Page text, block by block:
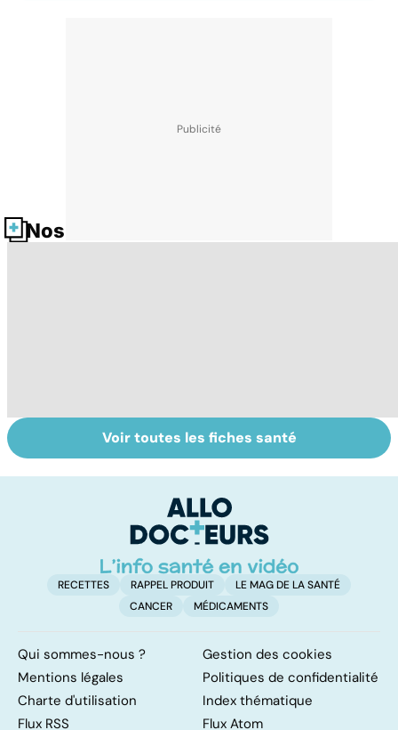
Nos fiches santé
Tout savoir sur
les infections
Covid-19 : tout
savoir sur la
Voir toutes les fiches santé
RECETTES RAPPEL PRODUIT
LE MAG DE LA SANTÉ
CANCER
MÉDICAMENTS
Qui sommes-nous ?
Gestion des cookies
Mentions légales
Politiques de confidentialité
Charte d'utilisation
Index thématique
Flux RSS
Flux Atom